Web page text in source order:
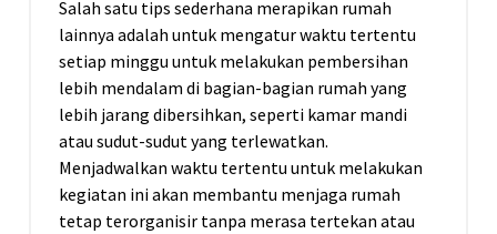
Salah satu tips sederhana merapikan rumah
lainnya adalah untuk mengatur waktu tertentu
setiap minggu untuk melakukan pembersihan
lebih mendalam di bagian-bagian rumah yang
lebih jarang dibersihkan, seperti kamar mandi
atau sudut-sudut yang terlewatkan.
Menjadwalkan waktu tertentu untuk melakukan
kegiatan ini akan membantu menjaga rumah
tetap terorganisir tanpa merasa tertekan atau